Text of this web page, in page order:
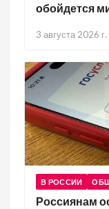
обойдется
3 августа 2026 г.
В РОССИИ
Россиянам